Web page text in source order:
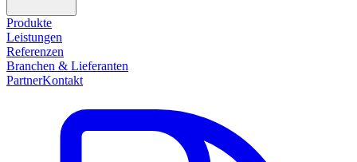
Produkte
Leistungen
Referenzen
Branchen & Lieferanten
PartnerKontakt